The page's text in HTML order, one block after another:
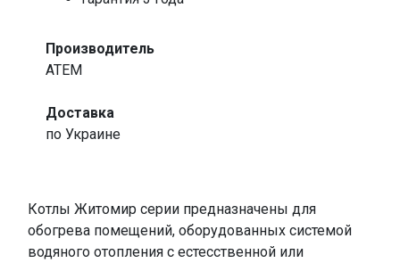
Производитель
ATEM
Доставка
по Украине
Котлы Житомир серии предназначены для
обогрева помещений, оборудованных системой
водяного отопления с естесственной или